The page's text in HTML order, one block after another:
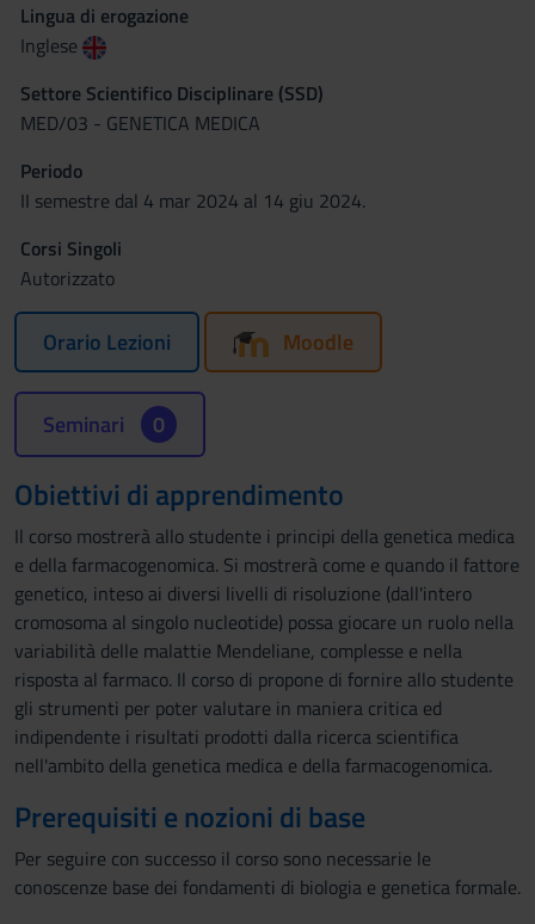
Lingua di erogazione
Inglese
Settore Scientifico Disciplinare (SSD)
MED/03 - GENETICA MEDICA
Periodo
II semestre dal 4 mar 2024 al 14 giu 2024.
Corsi Singoli
Autorizzato
Orario Lezioni Moodle
Seminari 0
Obiettivi di apprendimento
Il corso mostrerà allo studente i principi della genetica medica
e della farmacogenomica. Si mostrerà come e quando il fattore
genetico, inteso ai diversi livelli di risoluzione (dall'intero
cromosoma al singolo nucleotide) possa giocare un ruolo nella
variabilità delle malattie Mendeliane, complesse e nella
risposta al farmaco. Il corso di propone di fornire allo studente
gli strumenti per poter valutare in maniera critica ed
indipendente i risultati prodotti dalla ricerca scientifica
nell'ambito della genetica medica e della farmacogenomica.
Prerequisiti e nozioni di base
Per seguire con successo il corso sono necessarie le
conoscenze base dei fondamenti di biologia e genetica formale.